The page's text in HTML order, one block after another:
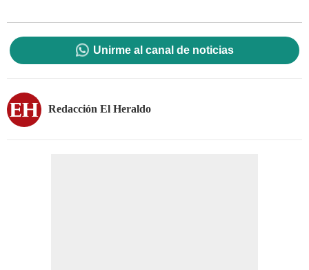
Unirme al canal de noticias
Redacción El Heraldo